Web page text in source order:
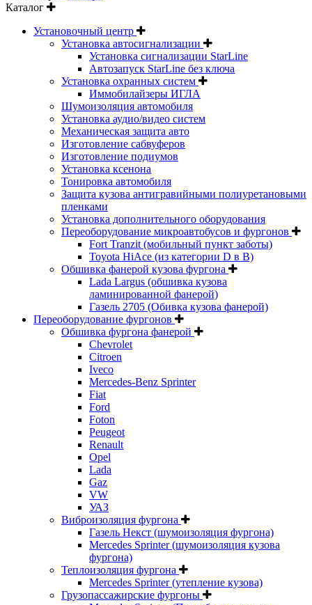
Каталог
Установочный центр
Установка автосигнализации
Установка сигнализации StarLine
Автозапуск StarLine без ключа
Установка охранных систем
Иммобилайзеры ИГЛА
Шумоизоляция автомобиля
Установка аудио/видео систем
Механическая защита авто
Изготовление сабвуферов
Изготовление подиумов
Установка ксенона
Тонировка автомобиля
Защита кузова антигравийными полиуретановыми
пленками
Установка дополнительного оборудования
Переоборудование микроавтобусов и фургонов
Fort Tranzit (мобильный пункт заботы)
Toyota HiAce (из категории D в B)
Обшивка фанерой кузова фургона
Lada Largus (обшивка кузова
ламинированной фанерой)
Газель 2705 (Обивка кузова фанерой)
Переоборудование фургонов
Обшивка фургона фанерой
Chevrolet
Citroen
Iveco
Mercedes-Benz Sprinter
Fiat
Ford
Foton
Peugeot
Renault
Opel
Lada
Gaz
VW
УАЗ
Виброизоляция фургона
Газель Некст (шумоизоляция фургона)
Mercedes Sprinter (шумоизоляция кузова
фургона)
Теплоизоляция фургона
Mercedes Sprinter (утепление кузова)
Грузопассажирские фургоны